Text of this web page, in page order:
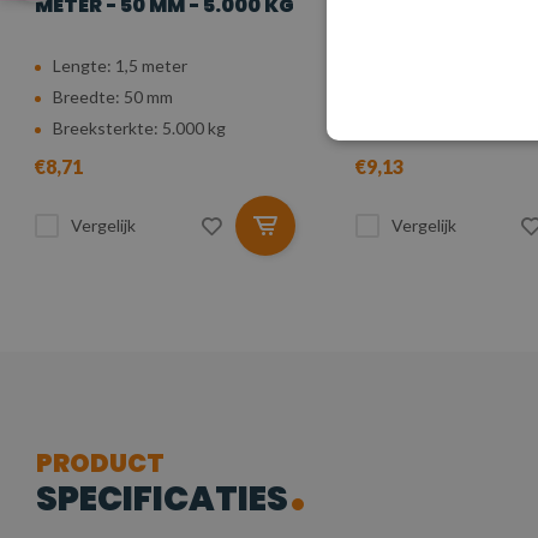
Lengte: 1,5 meter
Breedte: 50 mm
Breeksterkte: 5.000 kg
€8,71
Vergelijk
€9,13
Vergelijk
PRODUCT
SPECIFICATIES